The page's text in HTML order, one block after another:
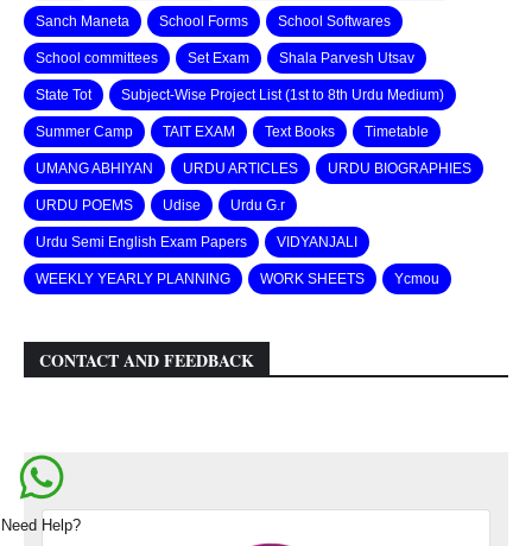
Sanch Maneta School Forms School Softwares
School committees Set Exam Shala Parvesh Utsav
State Tot Subject-Wise Project List (1st to 8th Urdu Medium)
Summer Camp TAIT EXAM Text Books Timetable
UMANG ABHIYAN URDU ARTICLES URDU BIOGRAPHIES
URDU POEMS Udise Urdu G.r
Urdu Semi English Exam Papers VIDYANJALI
WEEKLY YEARLY PLANNING WORK SHEETS Ycmou
CONTACT AND FEEDBACK
Need Help?